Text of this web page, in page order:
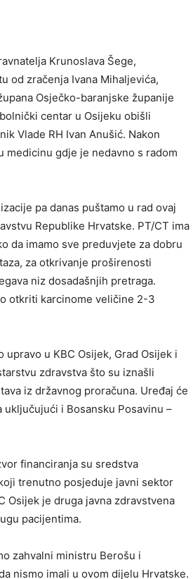
Krunoslava Šege,
od zračenja Ivana Mihaljevića,
Osječko-baranjske županije
centar u Osijeku obišli
Vlade RH Ivan Anušić. Nakon
medicinu gdje je nedavno s radom
pa danas puštamo u rad ovaj
Republike Hrvatske. PT/CT ima
da imamo sve preduvjete za dobru
za otkrivanje proširenosti
niz dosadašnjih pretraga.
otkriti karcinome veličine 2-3
u KBC Osijek, Grad Osijek i
zdravstva što su iznašli
iz državnog proračuna. Uređaj će
i Bosansku Posavinu –
financiranja su sredstva
trenutno posjeduje javni sektor
Osijek je druga javna zdravstvena
pacijentima.
zahvalni ministru Berošu i
nismo imali u ovom dijelu Hrvatske.